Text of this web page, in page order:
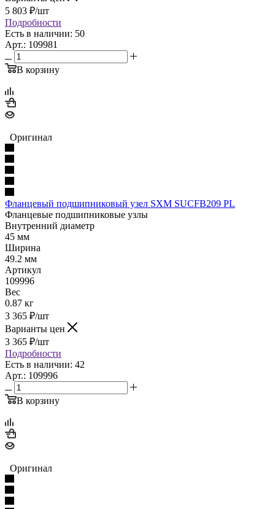
5 803 ₽/шт
Подробности
Есть в наличии: 50
Арт.: 109981
В корзину
Оригинал
Фланцевый подшипниковый узел SXM SUCFB209 PL
Фланцевые подшипниковые узлы
Внутренний диаметр
45 мм
Ширина
49.2 мм
Артикул
109996
Вес
0.87 кг
3 365 ₽/шт
Варианты цен
3 365 ₽/шт
Подробности
Есть в наличии: 42
Арт.: 109996
В корзину
Оригинал